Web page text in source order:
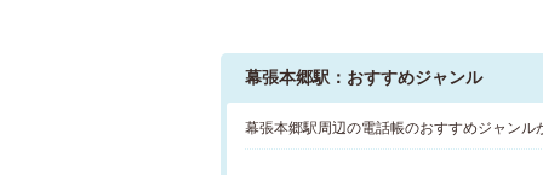
幕張本郷駅：おすすめジャンル
幕張本郷駅周辺の電話帳のおすすめジャン